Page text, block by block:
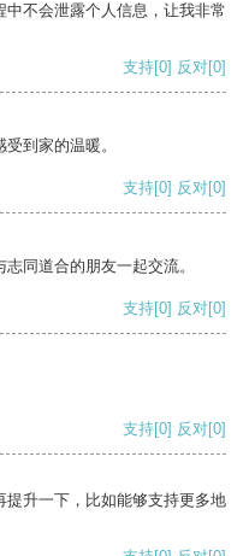
不会泄露个人信息，让我非常
支持[0] 反对[0]
到家的温暖。
支持[0] 反对[0]
同道合的朋友一起交流。
支持[0] 反对[0]
支持[0] 反对[0]
升一下，比如能够支持更多地